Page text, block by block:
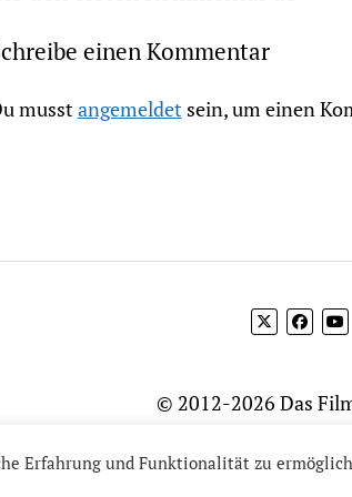
einen Kommentar
musstangemeldetsein, um einen
© 2012-2026 Das
Erfahrung und Funktionalität zu